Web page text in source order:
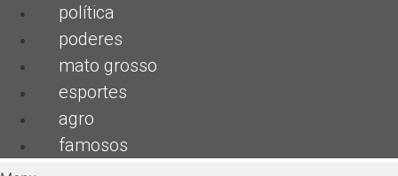
política
poderes
mato grosso
esportes
agro
famosos